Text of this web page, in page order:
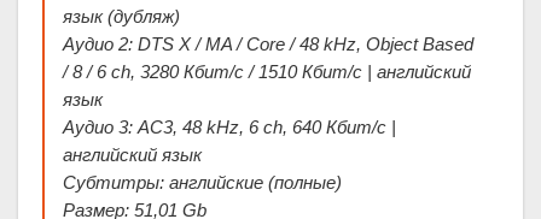
язык (дубляж)
Аудио 2: DTS X / MA / Core / 48 kHz, Object Based
/ 8 / 6 ch, 3280 Кбит/с / 1510 Кбит/с | английский
язык
Аудио 3: AC3, 48 kHz, 6 ch, 640 Кбит/с |
английский язык
Субтитры: английские (полные)
Размер: 51,01 Gb